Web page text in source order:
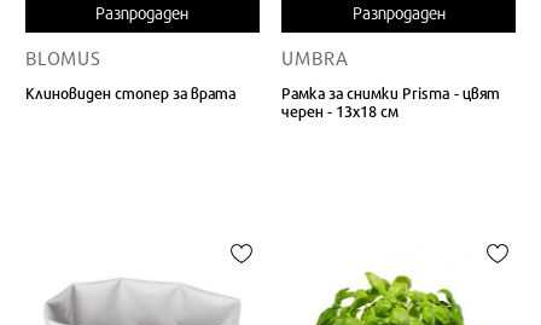
Разпродаден
BLOMUS
Клиновиден стопер за врата
Разпродаден
UMBRA
Рамка за снимки Prisma - цвят
черен - 13х18 см